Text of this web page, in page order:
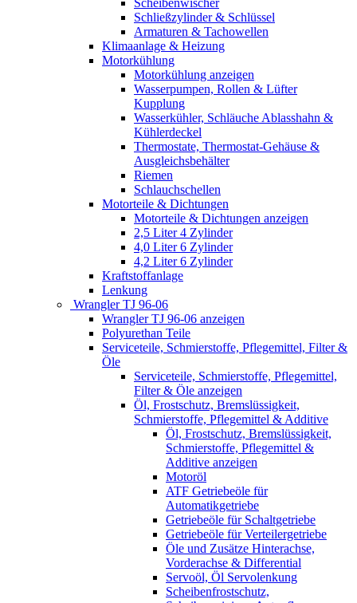
Schließzylinder & Schlüssel
Armaturen & Tachowellen
Klimaanlage & Heizung
Motorkühlung
Motorkühlung anzeigen
Wasserpumpen, Rollen & Lüfter
Kupplung
Wasserkühler, Schläuche Ablasshahn &
Kühlerdeckel
Thermostate, Thermostat-Gehäuse &
Ausgleichsbehälter
Riemen
Schlauchschellen
Motorteile & Dichtungen
Motorteile & Dichtungen anzeigen
2,5 Liter 4 Zylinder
4,0 Liter 6 Zylinder
4,2 Liter 6 Zylinder
Kraftstoffanlage
Lenkung
Wrangler TJ 96-06
Wrangler TJ 96-06 anzeigen
Polyurethan Teile
Serviceteile, Schmierstoffe, Pflegemittel, Filter &
Öle
Serviceteile, Schmierstoffe, Pflegemittel,
Filter & Öle anzeigen
Öl, Frostschutz, Bremslüssigkeit,
Schmierstoffe, Pflegemittel & Additive
Öl, Frostschutz, Bremslüssigkeit,
Schmierstoffe, Pflegemittel &
Additive anzeigen
Motoröl
ATF Getriebeöle für
Automatikgetriebe
Getriebeöle für Schaltgetriebe
Getriebeöle für Verteilergetriebe
Öle und Zusätze Hinterachse,
Vorderachse & Differential
Servoöl, Öl Servolenkung
Scheibenfrostschutz,